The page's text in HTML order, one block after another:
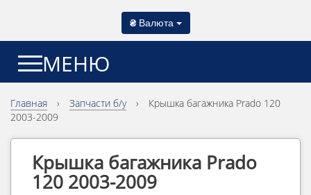
₴ Валюта
МЕНЮ
Главная › Запчасти б/у ›
Крышка багажника Prado 120
2003-2009
Крышка багажника Prado
120 2003-2009